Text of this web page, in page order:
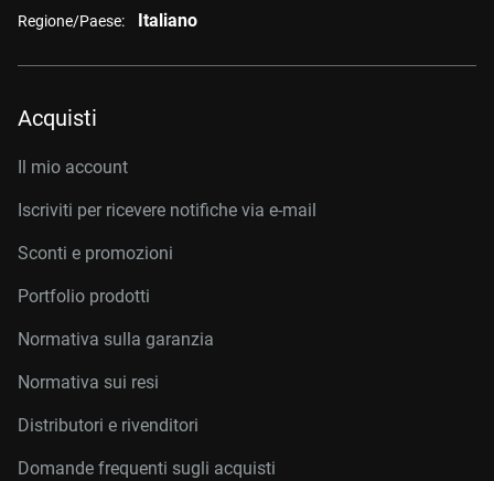
Regione/Paese: Italiano
Acquisti
Il mio account
Iscriviti per ricevere notifiche via e-mail
Sconti e promozioni
Portfolio prodotti
Normativa sulla garanzia
Normativa sui resi
Distributori e rivenditori
Domande frequenti sugli acquisti